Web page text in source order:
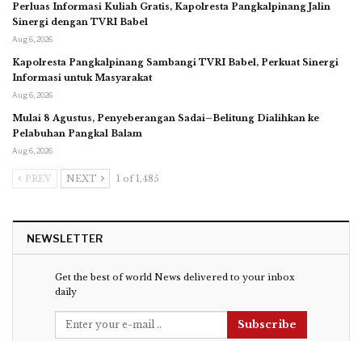
Perluas Informasi Kuliah Gratis, Kapolresta Pangkalpinang Jalin
Sinergi dengan TVRI Babel
Aug 6, 2026
Kapolresta Pangkalpinang Sambangi TVRI Babel, Perkuat Sinergi
Informasi untuk Masyarakat
Aug 6, 2026
Mulai 8 Agustus, Penyeberangan Sadai–Belitung Dialihkan ke
Pelabuhan Pangkal Balam
Aug 6, 2026
PREV NEXT 1 of 1,485
NEWSLETTER
Get the best of world News delivered to your inbox
daily
Subscribe